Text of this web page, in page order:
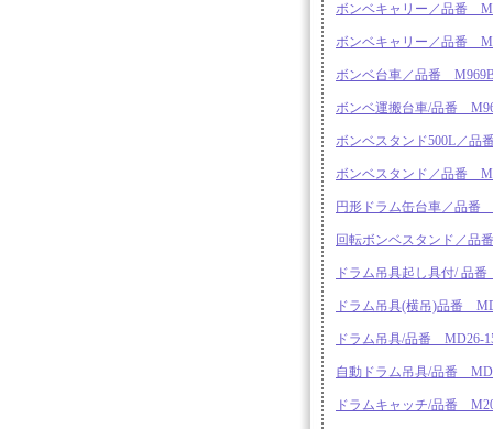
ボンベキャリー／品番
ボンベキャリー／品番
ボンベ台車／品番
ボンベ運搬台車/品番
ボンベスタンド500L／品
ボンベスタンド／品番
円形ドラム缶台車／品番
回転ボンベスタンド／品
ドラム吊具起し具付/ 品
ドラム吊具(横吊)品番
ドラム吊具/品番 MD26-
自動ドラム吊具/品番
ドラムキャッチ/品番